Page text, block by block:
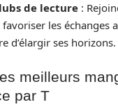
de lecture :
les échanges
d’élargir ses horizons.
meilleurs
par T